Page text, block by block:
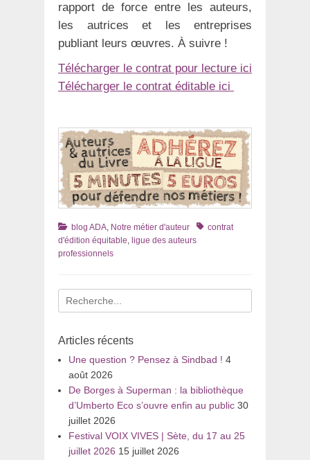
rapport de force entre les auteurs,
les autrices et les entreprises
publiant leurs œuvres. À suivre !
Télécharger le contrat pour lecture ici
Télécharger le contrat éditable ici
Catégories
blog ADA, Notre métier d'auteur Tagscontrat
d'édition équitable, ligue des auteurs
professionnels
Recherche
pour
Articles récents
Une question ? Pensez à Sindbad ! 4
août 2026
De Borges à Superman : la bibliothèque
d’Umberto Eco s’ouvre enfin au public 30
juillet 2026
Festival VOIX VIVES | Sète, du 17 au 25
juillet 2026 15 juillet 2026